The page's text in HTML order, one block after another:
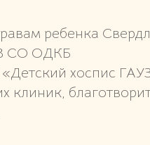
ребенка
СО ОДКБ
хоспис
клиник,